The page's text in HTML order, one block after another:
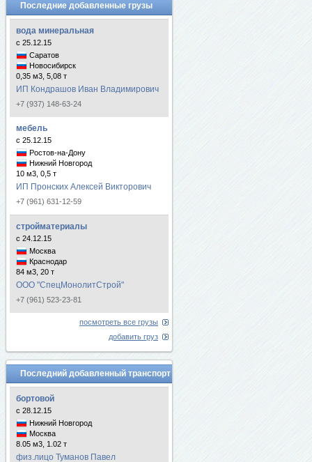
Последние добавленные грузы
вода минеральная
с 25.12.15
Саратов
Новосибирск
0,35 м3, 5,08 т
ИП Кондрашов Иван Владимирович
+7 (937) 148-63-24
мебель
с 25.12.15
Ростов-на-Дону
Нижний Новгород
10 м3, 0,5 т
ИП Пронских Алексей Викторович
+7 (961) 631-12-59
стройматериалы
с 24.12.15
Москва
Краснодар
84 м3, 20 т
ООО "СпецМонолитСтрой"
+7 (961) 523-23-81
посмотреть все грузы
добавить груз
Последний добавленный транспорт
бортовой
с 28.12.15
Нижний Новгород
Москва
8.05 м3, 1.02 т
физ.лицо Туманов Павел